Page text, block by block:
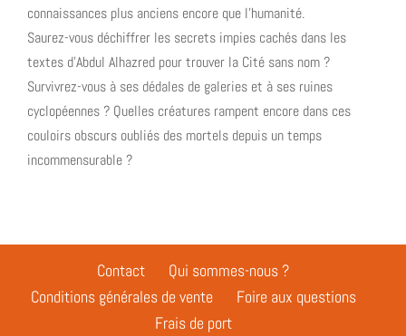
nom
connaissances plus anciens encore que l'humanité.
Saurez-vous déchiffrer les secrets impies cachés dans les
textes d'Abdul Alhazred pour trouver la Cité sans nom ?
Survivrez-vous à ses dédales de galeries et à ses ruines
cyclopéennes ? Quelles créatures rampent encore dans ces
couloirs obscurs oubliés des mortels depuis un temps
incommensurable ?
Contact
Qui sommes-nous ?
Conditions générales de vente
Foire aux questions
Frais de port